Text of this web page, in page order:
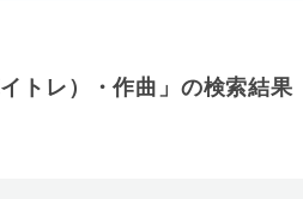
トレ）・作曲」の検索結果